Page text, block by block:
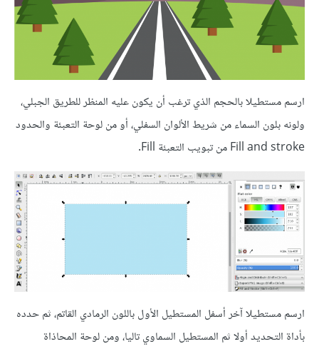
ارسم مستطيلا بالحجم الذي ترغب أن يكون عليه المنظر للطريق الجبلي،
ولونه بلون السماء من شريط الألوان السفلي، أو من لوحة التعبئة والحدود
Fill and stroke من تبويب التعبئة Fill.
ارسم مستطيلا آخر أسفل المستطيل الأول باللون الرمادي القاتم، ثم حدده
بأداة التحديد أولا ثم المستطيل السماوي تاليا، ومن لوحة المحاذاة